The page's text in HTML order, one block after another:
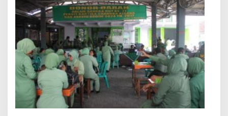
d
i
m
0
8
2
4
L
a
k
a